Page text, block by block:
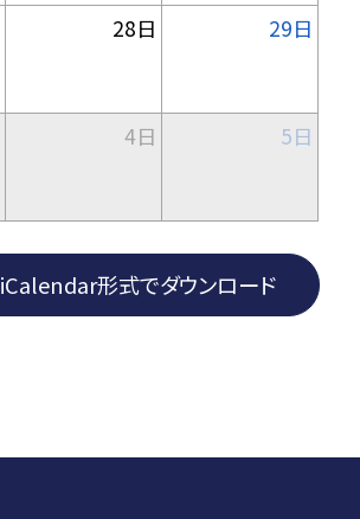
28日 29日
4日 5日
iCalendar形式でダウンロード